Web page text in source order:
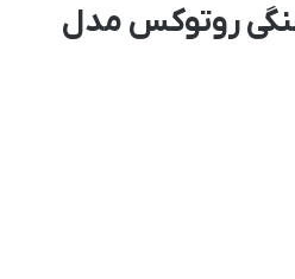
روتوکس مدل